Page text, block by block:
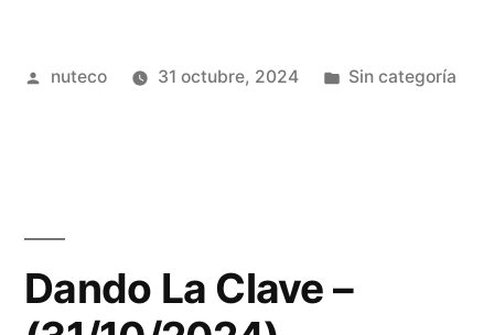
Publicada
nuteco 31 octubre, 2024
Publicada
Sin categoría
Dando La Clave –